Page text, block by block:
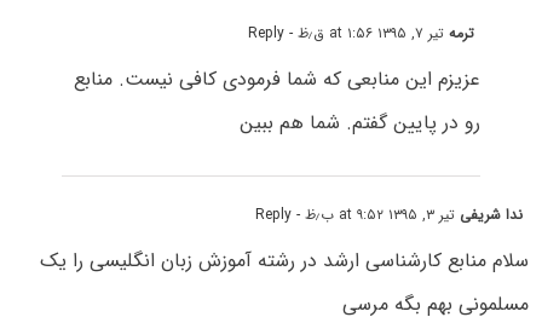
ترمهتیر ۷, ۱۳۹۵ at ۱:۵۶ ق٫ظ - Reply
عزیزم این منابعی که شما فرمودی کافی نیست. منابع
رو در پایین گفتم. شما هم ببین
ندا شریفی تیر ۳, ۱۳۹۵ at ۹:۵۲ ب٫ظ - Reply
سلام منابع کارشناسی ارشد در رشته آموزش زبان انگلیسی را یک
مسلمونی بهم بگه مرسی